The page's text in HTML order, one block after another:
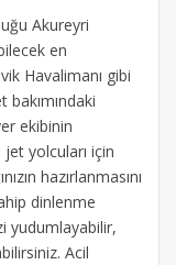
Akureyri
en
Havalimanı gibi
bakımındaki
ekibinin
yolcuları için
hazırlanmasını
dinlenme
yudumlayabilir,
Acil